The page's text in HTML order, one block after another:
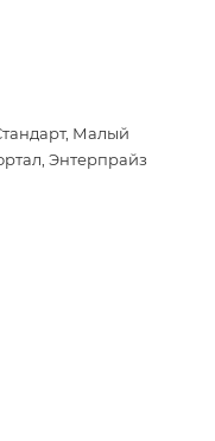
Малый
Энтерпрайз